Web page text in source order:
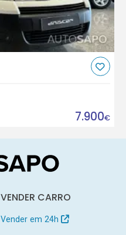
7.900€
VENDER CARRO
Vender em 24h